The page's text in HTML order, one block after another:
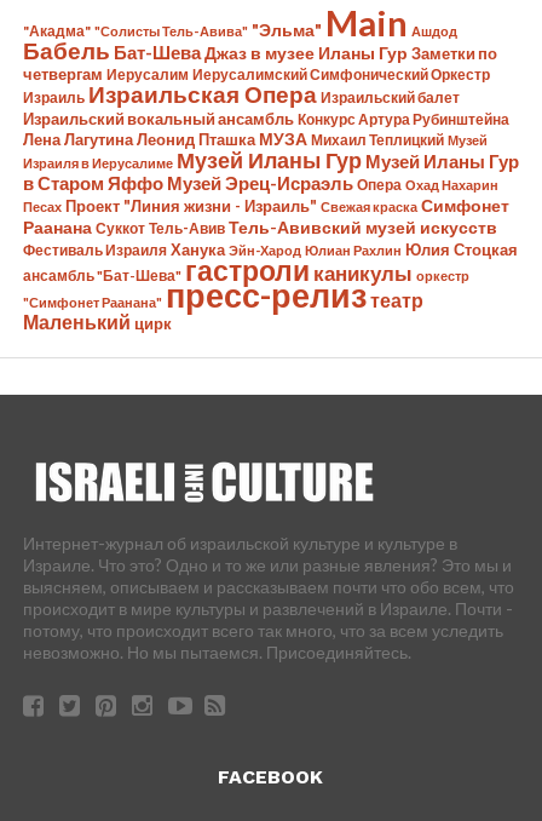
"Акадма" "Солисты Тель-Авива" "Эльма" Main Ашдод
Бабель Бат-ШеваДжаз в музее Иланы Гур Заметки по
четвергам Иерусалим Иерусалимский Симфонический Оркестр
Израиль Израильская Опера Израильский балет
Израильский вокальный ансамбль Конкурс Артура Рубинштейна
Лена Лагутина Леонид Пташка МУЗА Михаил Теплицкий Музей
Израиля в Иерусалиме Музей Иланы Гур Музей Иланы Гур
в Старом Яффо Музей Эрец-Исраэль Опера Охад Нахарин
Песах Проект "Линия жизни - Израиль" Свежая краска Симфонет
Раанана Суккот Тель-Авив Тель-Авивский музей искусств
Фестиваль Израиля Ханука Эйн-Харод Юлиан Рахлин Юлия Стоцкая
ансамбль "Бат-Шева" гастроли каникулы оркестр
"Симфонет Раанана" пресс-релизтеатр
Маленький цирк
Интернет-журнал об израильской культуре и культуре в
Израиле. Что это? Одно и то же или разные явления? Это мы и
выясняем, описываем и рассказываем почти что обо всем, что
происходит в мире культуры и развлечений в Израиле. Почти -
потому, что происходит всего так много, что за всем уследить
невозможно. Но мы пытаемся. Присоединяйтесь.
FACEBOOK